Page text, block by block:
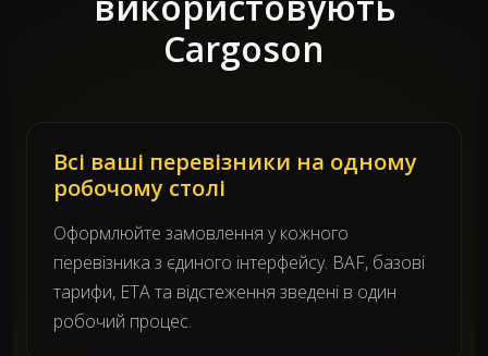
Cargoson
Всі ваші перевізники на одному
робочому столі
Оформлюйте замовлення у кожного
перевізника з єдиного інтерфейсу. BAF, базові
тарифи, ETA та відстеження зведені в один
робочий процес.